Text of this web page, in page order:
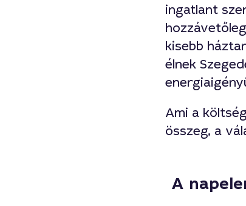
ingatlant
kisebb
élnek
Ami a
összeg, a
A